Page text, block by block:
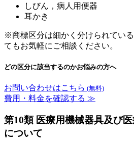
しびん，病人用便器
耳かき
※商標区分は細かく分けられてい
てもお気軽にご相談ください。
どの区分に該当するのかお悩みの方へ
お問い合わせはこちら (無料)
費用・料金を確認する ≫
第10類 医療用機械器具及び
について